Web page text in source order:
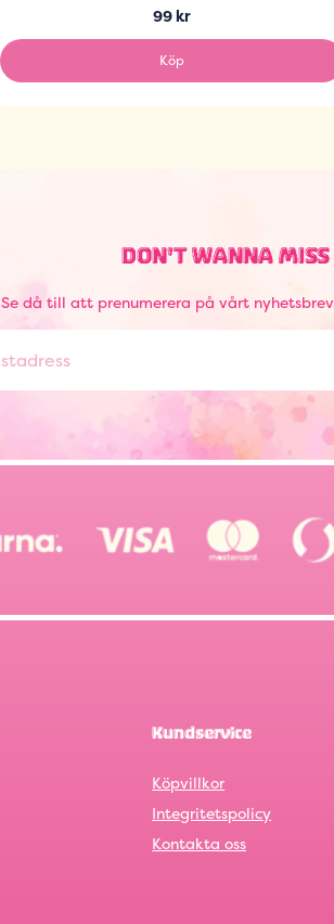
99 kr
Köp
DON'T WANNA
Se då till att prenumerera på vårt
Kundservice
Köpvillkor
Integritetspolicy
Kontakta oss